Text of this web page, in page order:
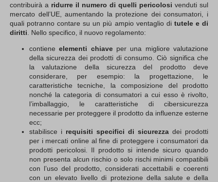
contribuirà a ridurre il numero di quelli pericolosi venduti sul
mercato dell’UE, aumentando la protezione dei consumatori, i
quali potranno contare su un più ampio ventaglio di tutele e di
diritti . Nello specifico, il nuovo regolamento:
contieneelementi chiaveper una migliore valutazione
della sicurezza dei prodotti di consumo. Ciò significa che
la valutazione della sicurezza del prodotto deve
considerare, per esempio: la progettazione, le
caratteristiche tecniche, la composizione del prodotto
nonché la categoria di consumatori a cui esso è rivolto,
l’imballaggio, le caratteristiche di cibersicurezza
necessarie per proteggere il prodotto da influenze esterne
ecc;
stabilisce i requisiti specifici di sicurezza dei prodotti
per i mercati online al fine di proteggere i consumatori da
prodotti pericolosi. Il prodotto si intende sicuro quando
non presenta alcun rischio o solo rischi minimi compatibili
con l’uso del prodotto, considerati accettabili e coerenti
con un elevato livello di protezione della salute e della